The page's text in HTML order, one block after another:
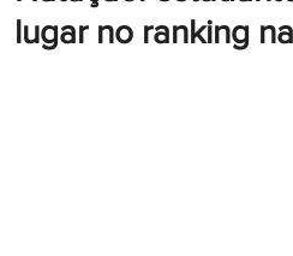
Bilíngue
lugar no ranking